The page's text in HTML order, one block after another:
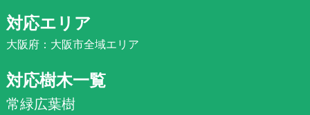
対応エリア
大阪府：大阪市全域エリア
対応樹木一覧
常緑広葉樹